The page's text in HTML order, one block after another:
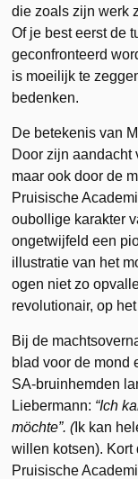
die zoals zijn werk
Of je best eerst de
geconfronteerd
is moeilijk te
bedenken.
De betekenis van
Door zijn aandacht
maar ook door de
Pruisische
oubollige karakter
ongetwijfeld een
illustratie van het
ogen niet zo
revolutionair, op
Bij de
blad voor de mond
SA-bruinhemden
Liebermann: “Ich
möchte”. (Ik kan
willen kotsen). Kort
Pruisische